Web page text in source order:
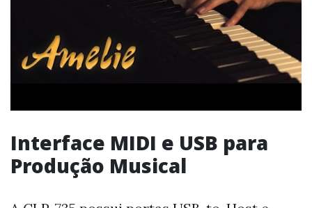
Interface MIDI e USB para
Produção Musical